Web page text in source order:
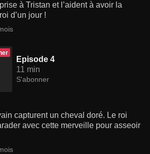
à Tristan et l’aident à avoir la
d’un jour !
Episode 4
11 min
S'abonner
capturent un cheval doré. Le roi
avec cette merveille pour asseoir